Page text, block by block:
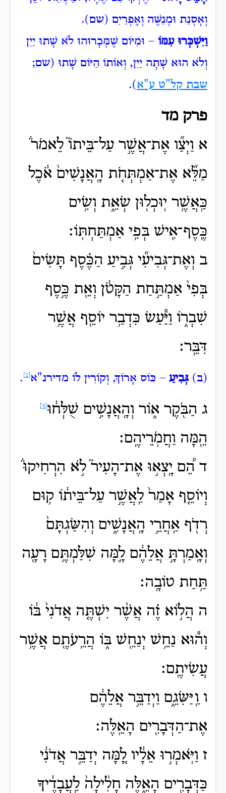
וְאָסְנַת וּמְנַשֶּׁה וְאֶפְרַיִם (שם).
וַיִּשְׁכְּרוּ עִמּוֹ – וּמִיּוֹם שֶׁמְּכָרוּהוּ לֹא שָׁתוּ יַיִן
וְלֹא הוּא שָׁתָה יַיִן, וְאוֹתוֹ הַיּוֹם שָׁתוּ (שם;
שבת קל"ט ע"א).
פרק מד
א וַיְצַ֞ו אֶת־אֲשֶׁ֣ר עַל־בֵּיתוֹ֮ לֵאמֹר֒
מַלֵּ֞א אֶת־אַמְתְּחֹ֤ת הָֽאֲנָשִׁים֙ אֹ֔כֶל
כַּֽאֲשֶׁ֥ר יֽוּכְל֖וּן שְׂאֵ֑ת וְשִׂ֥ים
כֶּֽסֶף־אִ֖ישׁ בְּפִ֥י אַמְתַּחְתּֽוֹ׃
ב וְאֶת־גְּבִיעִ֞י גְּבִ֣יעַ הַכֶּ֗סֶף תָּשִׂים֙
בְּפִי֙ אַמְתַּ֣חַת הַקָּטֹ֔ן וְאֵ֖ת כֶּ֣סֶף
שִׁבְר֑וֹ וַיַּ֕עַשׂ כִּדְבַ֥ר יוֹסֵ֖ף אֲשֶׁ֥ר
דִּבֵּֽר׃
(ב) גְּבִיעַ – כּוֹס אָרוֹךְ, וְקוֹרִין לוֹ מדירנ"א .
ג הַבֹּ֖קֶר א֑וֹר וְהָֽאֲנָשִׁ֣ים שֻׁלְּח֔וּ
הֵ֖מָּה וַחֲמֹֽרֵיהֶֽם׃
ד הֵ֠ם יָֽצְא֣וּ אֶת־הָעִיר֮ לֹ֣א הִרְחִיקוּ֒
וְיוֹסֵ֤ף אָמַר֙ לַֽאֲשֶׁ֣ר עַל־בֵּית֔וֹ ק֥וּם
רְדֹ֖ף אַֽחֲרֵ֣י הָֽאֲנָשִׁ֑ים וְהִשַּׂגְתָּם֙
וְאָֽמַרְתָּ֣ אֲלֵהֶ֔ם לָ֛מָּה שִׁלַּמְתֶּ֥ם רָעָ֖ה
תַּ֥חַת טוֹבָֽה׃
ה הֲל֣וֹא זֶ֗ה אֲשֶׁ֨ר יִשְׁתֶּ֤ה אֲדֹנִי֙ בּ֔וֹ
וְה֕וּא נַחֵ֥שׁ יְנַחֵ֖שׁ בּ֑וֹ הֲרֵֽעֹתֶ֖ם אֲשֶׁ֥ר
עֲשִׂיתֶֽם׃
ו וַֽיַּשִּׂגֵ֑ם וַיְדַבֵּ֣ר אֲלֵהֶ֔ם
אֶת־הַדְּבָרִ֖ים הָאֵֽלֶּה׃
ז וַיֹּֽאמְר֣וּ אֵלָ֔יו לָ֚מָּה יְדַבֵּ֣ר אֲדֹנִ֔י
כַּדְּבָרִ֖ים הָאֵ֑לֶּה חָלִ֨ילָה֙ לַֽעֲבָדֶ֔יךָ